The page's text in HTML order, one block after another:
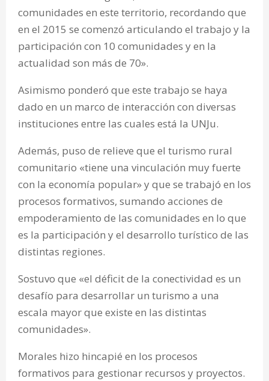
comunidades en este territorio, recordando que
en el 2015 se comenzó articulando el trabajo y la
participación con 10 comunidades y en la
actualidad son más de 70».
Asimismo ponderó que este trabajo se haya
dado en un marco de interacción con diversas
instituciones entre las cuales está la UNJu.
Además, puso de relieve que el turismo rural
comunitario «tiene una vinculación muy fuerte
con la economía popular» y que se trabajó en los
procesos formativos, sumando acciones de
empoderamiento de las comunidades en lo que
es la participación y el desarrollo turístico de las
distintas regiones.
Sostuvo que «el déficit de la conectividad es un
desafío para desarrollar un turismo a una
escala mayor que existe en las distintas
comunidades».
Morales hizo hincapié en los procesos
formativos para gestionar recursos y proyectos.